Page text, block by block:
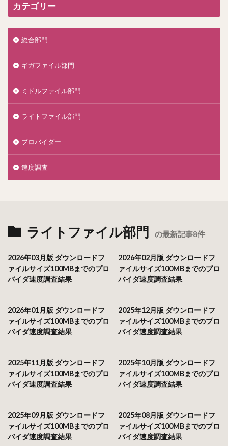
カテゴリー
総合部門
ギガファイル部門
ミドルファイル部門
ライトファイル部門
プロバイダー
速度調査
ライトファイル部門 の最新記事8件
2026年03月版 ダウンロードフ
ァイルサイズ100MBまでのプロ
バイダ速度調査結果
2026年02月版 ダウンロードフ
ァイルサイズ100MBまでのプロ
バイダ速度調査結果
2026年01月版 ダウンロードフ
ァイルサイズ100MBまでのプロ
バイダ速度調査結果
2025年12月版 ダウンロードフ
ァイルサイズ100MBまでのプロ
バイダ速度調査結果
2025年11月版 ダウンロードフ
ァイルサイズ100MBまでのプロ
バイダ速度調査結果
2025年10月版 ダウンロードフ
ァイルサイズ100MBまでのプロ
バイダ速度調査結果
2025年09月版 ダウンロードフ
ァイルサイズ100MBまでのプロ
バイダ速度調査結果
2025年08月版 ダウンロードフ
ァイルサイズ100MBまでのプロ
バイダ速度調査結果